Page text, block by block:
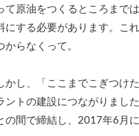
て原油をつくるところまで
にする必要があります。こ
からなくって。
かし、「ここまでこぎつけ
ントの建設につながりまし
の間で締結し、2017年6月